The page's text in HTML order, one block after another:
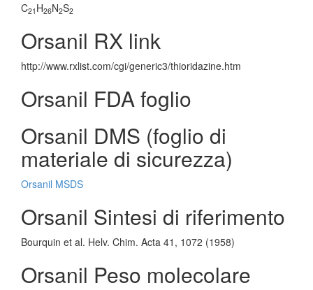
C21 H26N2S2
Orsanil RX link
http://www.rxlist.com/cgi/generic3/thioridazine.htm
Orsanil FDA foglio
Orsanil DMS (foglio di
materiale di sicurezza)
Orsanil MSDS
Orsanil Sintesi di riferimento
Bourquin et al. Helv. Chim. Acta 41, 1072 (1958)
Orsanil Peso molecolare